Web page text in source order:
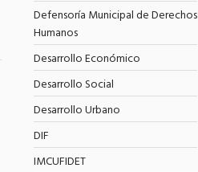
Defensoría Municipal de Derechos
Humanos
Desarrollo Económico
Desarrollo Social
Desarrollo Urbano
DIF
IMCUFIDET